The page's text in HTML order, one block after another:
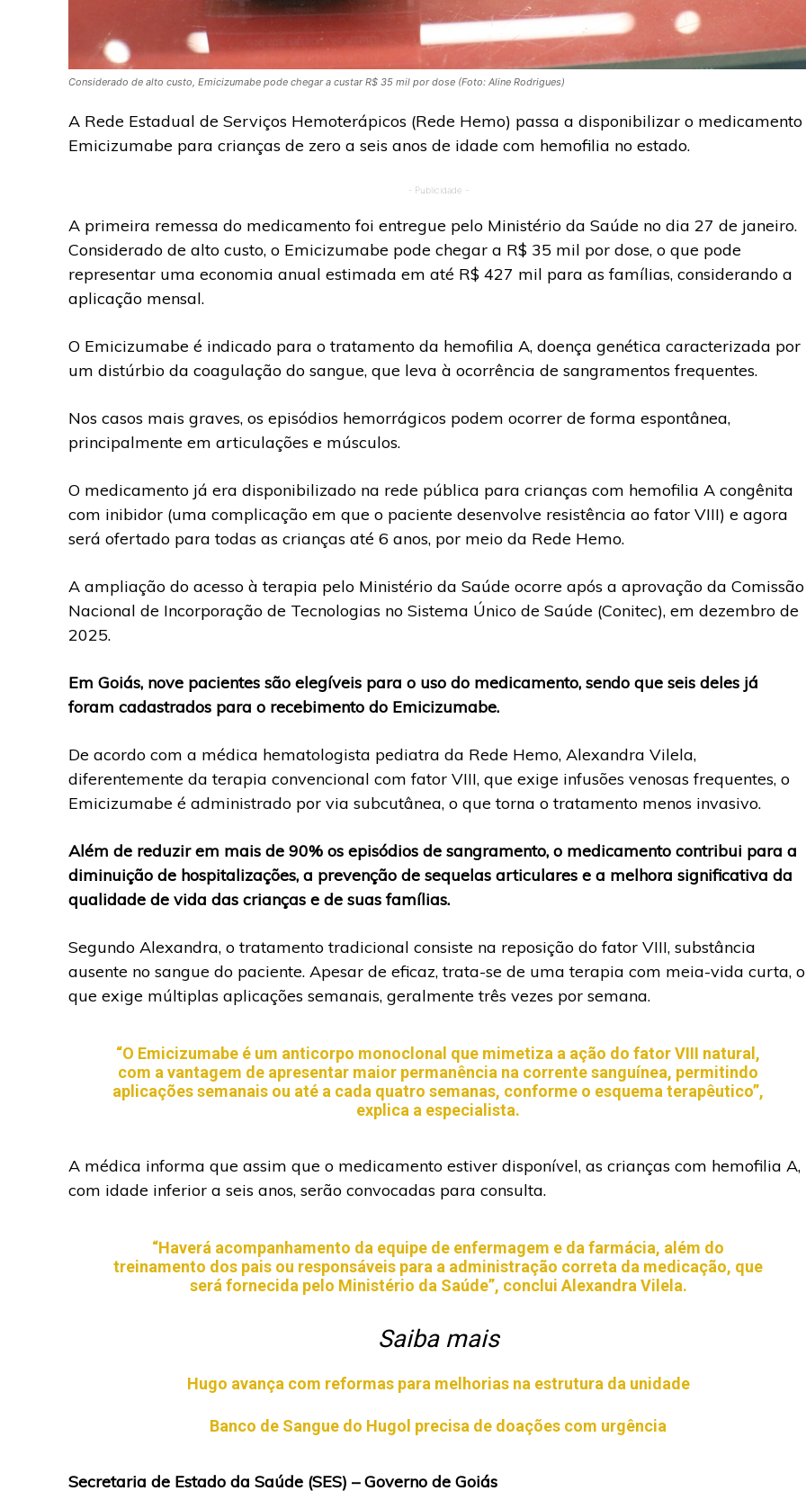
Considerado de alto custo, Emicizumabe pode chegar a custar R$ 35 mil por dose (Foto: Aline Rodrigues)
A Rede Estadual de Serviços Hemoterápicos (Rede Hemo) passa a disponibilizar o medicamento
Emicizumabe para crianças de zero a seis anos de idade com hemofilia no estado.
- Publicidade -
A primeira remessa do medicamento foi entregue pelo Ministério da Saúde no dia 27 de janeiro.
Considerado de alto custo, o Emicizumabe pode chegar a R$ 35 mil por dose, o que pode
representar uma economia anual estimada em até R$ 427 mil para as famílias, considerando a
aplicação mensal.
O Emicizumabe é indicado para o tratamento da hemofilia A, doença genética caracterizada por
um distúrbio da coagulação do sangue, que leva à ocorrência de sangramentos frequentes.
Nos casos mais graves, os episódios hemorrágicos podem ocorrer de forma espontânea,
principalmente em articulações e músculos.
O medicamento já era disponibilizado na rede pública para crianças com hemofilia A congênita
com inibidor (uma complicação em que o paciente desenvolve resistência ao fator VIII) e agora
será ofertado para todas as crianças até 6 anos, por meio da Rede Hemo.
A ampliação do acesso à terapia pelo Ministério da Saúde ocorre após a aprovação da Comissão
Nacional de Incorporação de Tecnologias no Sistema Único de Saúde (Conitec), em dezembro de
2025.
Em Goiás, nove pacientes são elegíveis para o uso do medicamento, sendo que seis deles já
foram cadastrados para o recebimento do Emicizumabe.
De acordo com a médica hematologista pediatra da Rede Hemo, Alexandra Vilela,
diferentemente da terapia convencional com fator VIII, que exige infusões venosas frequentes, o
Emicizumabe é administrado por via subcutânea, o que torna o tratamento menos invasivo.
Além de reduzir em mais de 90% os episódios de sangramento, o medicamento contribui para a
diminuição de hospitalizações, a prevenção de sequelas articulares e a melhora significativa da
qualidade de vida das crianças e de suas famílias.
Segundo Alexandra, o tratamento tradicional consiste na reposição do fator VIII, substância
ausente no sangue do paciente. Apesar de eficaz, trata-se de uma terapia com meia-vida curta, o
que exige múltiplas aplicações semanais, geralmente três vezes por semana.
“O Emicizumabe é um anticorpo monoclonal que mimetiza a ação do fator VIII natural,
com a vantagem de apresentar maior permanência na corrente sanguínea, permitindo
aplicações semanais ou até a cada quatro semanas, conforme o esquema terapêutico”,
explica a especialista.
A médica informa que assim que o medicamento estiver disponível, as crianças com hemofilia A,
com idade inferior a seis anos, serão convocadas para consulta.
“Haverá acompanhamento da equipe de enfermagem e da farmácia, além do
treinamento dos pais ou responsáveis para a administração correta da medicação, que
será fornecida pelo Ministério da Saúde”, conclui Alexandra Vilela.
Saiba mais
Hugo avança com reformas para melhorias na estrutura da unidade
Banco de Sangue do Hugol precisa de doações com urgência
Secretaria de Estado da Saúde (SES) – Governo de Goiás